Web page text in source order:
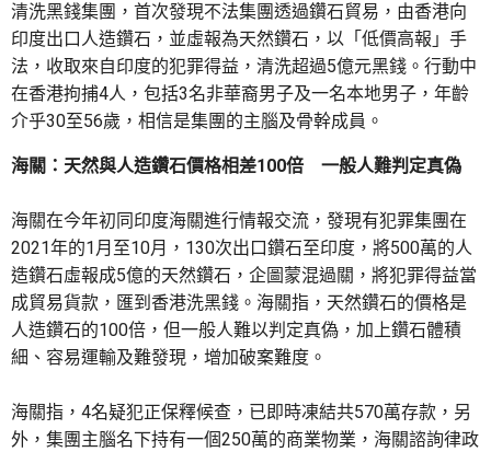
清洗黑錢集團，首次發現不法集團透過鑽石貿易，由香港向
印度出口人造鑽石，並虛報為天然鑽石，以「低價高報」手
法，收取來自印度的犯罪得益，清洗超過5億元黑錢。行動中
在香港拘捕4人，包括3名非華裔男子及一名本地男子，年齡
介乎30至56歲，相信是集團的主腦及骨幹成員。
海關：天然與人造鑽石價格相差100倍 一般人難判定真偽
海關在今年初同印度海關進行情報交流，發現有犯罪集團在
2021年的1月至10月，130次出口鑽石至印度，將500萬的人
造鑽石虛報成5億的天然鑽石，企圖蒙混過關，將犯罪得益當
成貿易貨款，匯到香港洗黑錢。海關指，天然鑽石的價格是
人造鑽石的100倍，但一般人難以判定真偽，加上鑽石體積
細、容易運輸及難發現，增加破案難度。
海關指，4名疑犯正保釋候查，已即時凍結共570萬存款，另
外，集團主腦名下持有一個250萬的商業物業，海關諮詢律政